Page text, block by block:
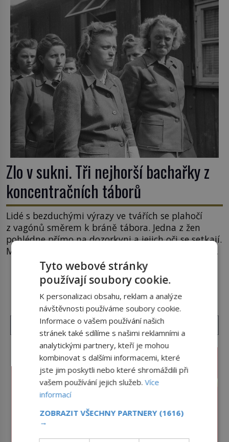
Zlo v sukni. Tři nejhorší bachařky z
koncentračních táborů
Lidé s bezduchými výrazy ve tvářích se plahočí
z vagónů směrem k bráně tábora. Jedna z žen
pohlédne přímo na dozorkyni a jejich oči se setkají.
Místo soucitu však přichází gesto, které nebožačku
posílá rovnou do plynové komory. Jména jako
Rudolf Höss (1901–1947), Josef Mengele (1911–
1979) či Heinrich Himmler (1900–1945) zná každý,
o koho se historie jen otřela. Jenže […]
DALŠÍ ČLÁNKY Z RUBRIKY ›
Tyto webové stránky
používají soubory cookie.
K personalizaci obsahu, reklam a analýze
návštěvnosti používáme soubory cookie.
Informace o vašem používání našich
stránek také sdílíme s našimi reklamními a
analytickými partnery, kteří je mohou
kombinovat s dalšími informacemi, které
jste jim poskytli nebo které shromáždili při
vašem používání jejich služeb.Více
informací
ZOBRAZIT VŠECHNY PARTNERY (1616)
→